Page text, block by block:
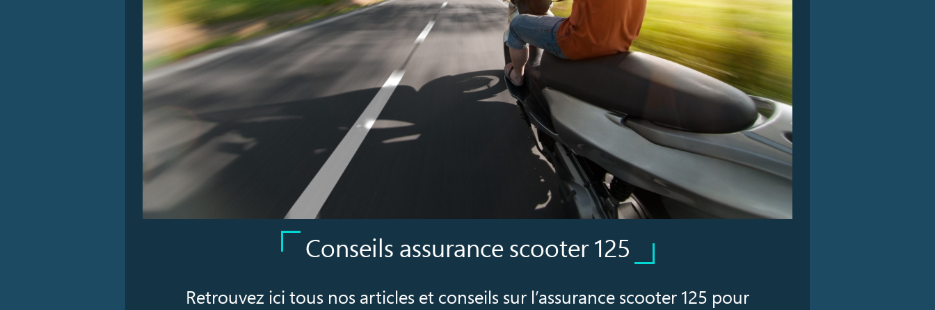
Conseils assurance scooter 125
Retrouvez ici tous nos articles et conseils sur l’assurance scooter 125 pour